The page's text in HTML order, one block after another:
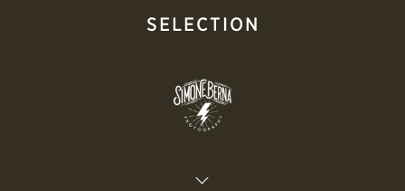
SELECTION